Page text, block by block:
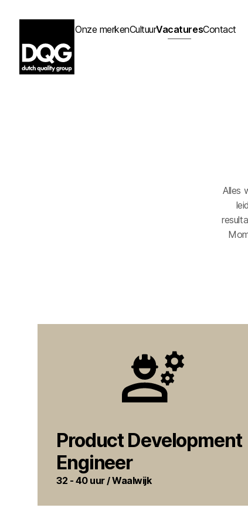
Onze merkenCultuurVacaturesContact
Alles
Product Development
Engineer
32 - 40 uur / Waalwijk